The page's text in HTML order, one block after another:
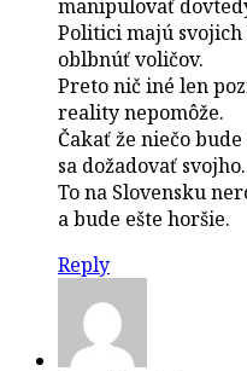
manipulovať
Politici majú svojich
oblbnúť voličov.
Preto nič iné len
reality nepomôže.
Čakať že niečo
sa dožadovať svojho.
To na Slovensku
a bude ešte horšie.
Reply